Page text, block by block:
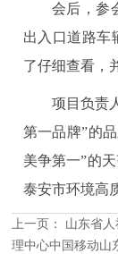
会后，参
出入口道路车
了仔细查看，
项目负责
第一品牌”的
美争第一”的
泰安市环境高
上一页：
山东省
理中心中国移动山